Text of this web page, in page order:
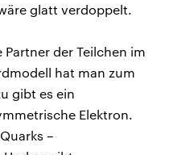
glatt verdoppelt.
Partner der Teilchen im
hat man zum
gibt es ein
Elektron.
–